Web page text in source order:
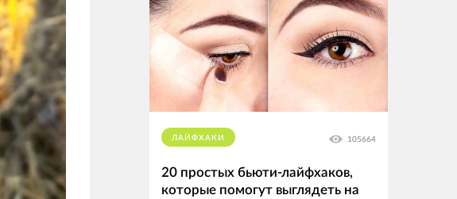
ЛАЙФХАКИ 105664
20 простых бьюти-лайфхаков,
которые помогут выглядеть на